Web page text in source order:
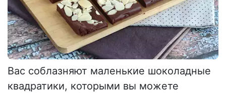
Вас соблазняют маленькие шоколадные
квадратики, которыми вы можете